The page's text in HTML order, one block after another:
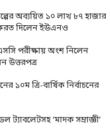
অব্যয়িত ১০ লাখ ৮৭ হাজার
দিলেন ইউএনও
পরীক্ষায় অংশ নিলেন
উত্তরপত্র
১০ম ত্রি-বার্ষিক নির্বাচনের
ট্যাবলেটসহ ‘মাদক সম্রাজ্ঞী’